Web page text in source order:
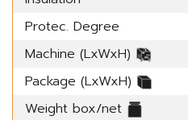
Protec. Degree
Machine (LxWxH)
Package (LxWxH)
Weight box/net